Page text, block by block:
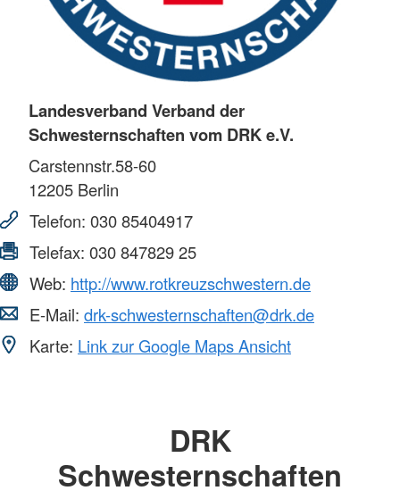
Landesverband Verband der
Schwesternschaften vom DRK e.V.
Carstennstr.58-60
12205 Berlin
Telefon: 030 85404917
Telefax: 030 847829 25
Web: http://www.rotkreuzschwestern.de
E-Mail: drk-schwesternschaften@drk.de
Karte: Link zur Google Maps Ansicht
DRK
Schwesternschaften